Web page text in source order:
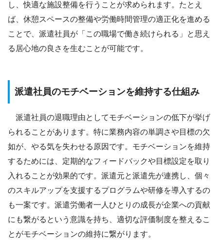
し、快適な施設整備を行うことが求められます。たとえ
ば、休憩スペースの整備や労働時間管理の適正化を進める
ことで、派遣社員が「この職場で働き続けられる」と思え
る居心地の良さを生むことが可能です。
派遣社員のモチベーションを維持する仕組み
派遣社員の退職理由としてモチベーションの低下が挙げ
られることがあります。特に業務内容の単調さや目標の欠
如が、やる気を失わせる原因です。モチベーションを維持
するためには、定期的なフィードバックや目標設定を取り
入れることが効果的です。派遣元と派遣先が連携し、個々
のスキルアップを支援するプログラムや研修を導入するの
も一案です。派遣労働者一人ひとりの成長が企業への貢献
にも繋がるという意識を持ち、適切な評価制度を整えるこ
とがモチベーションの維持に繋がります。